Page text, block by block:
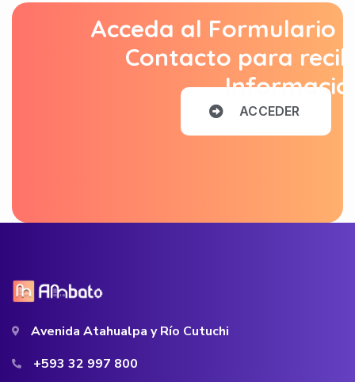
Acceda al Formulario
Contacto para
ACCEDER
Avenida Atahualpa y Río Cutuchi
+593 32 997 800